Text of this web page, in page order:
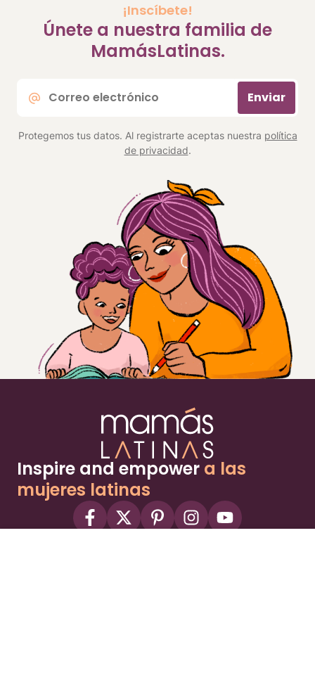
¡Inscíbete!
Únete a nuestra familia de
MamásLatinas.
electrónico
Enviar
Protegemos tus datos. Al registrarte aceptas nuestra política
de privacidad.
Inspire and empower a las
mujeres latinas